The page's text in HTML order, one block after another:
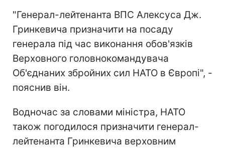
"Генерал-лейтенанта ВПС Алексуса Дж.
Гринкевича призначити на посаду
генерала під час виконання обов'язків
Верховного головнокомандувача
Об'єднаних збройних сил НАТО в Європі", -
пояснив він.
Водночас за словами міністра, НАТО
також погодилося призначити генерал-
лейтенанта Гринкевича верховним